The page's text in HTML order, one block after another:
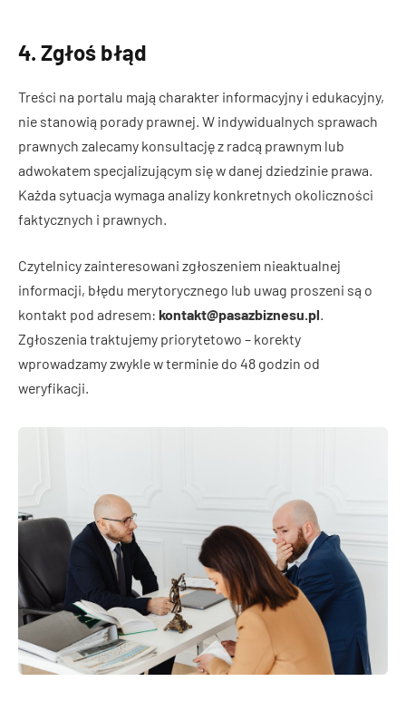
4. Zgłoś błąd
Treści na portalu mają charakter informacyjny i edukacyjny,
nie stanowią porady prawnej. W indywidualnych sprawach
prawnych zalecamy konsultację z radcą prawnym lub
adwokatem specjalizującym się w danej dziedzinie prawa.
Każda sytuacja wymaga analizy konkretnych okoliczności
faktycznych i prawnych.
Czytelnicy zainteresowani zgłoszeniem nieaktualnej
informacji, błędu merytorycznego lub uwag proszeni są o
kontakt pod adresem: kontakt@pasazbiznesu.pl.
Zgłoszenia traktujemy priorytetowo – korekty
wprowadzamy zwykle w terminie do 48 godzin od
weryfikacji.